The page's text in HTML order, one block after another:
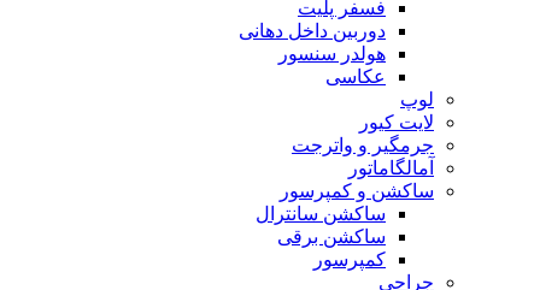
فسفر پلیت
دوربین داخل دهانی
هولدر سنسور
عکاسی
لوپ
لایت کیور
جرمگیر و واترجت
آمالگاماتور
ساکشن و کمپرسور
ساکشن سانترال
ساکشن برقی
کمپرسور
جراحی